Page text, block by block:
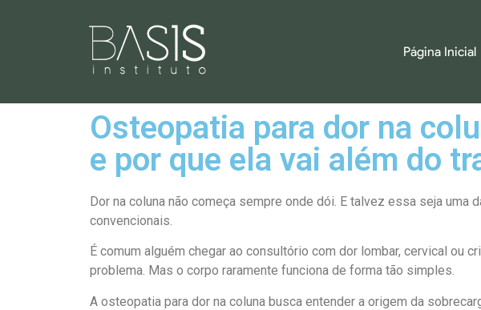
Página Inicial
Osteopatia para dor na
e por que ela vai além do
Dor na coluna não começa sempre onde dói. E talvez essa seja uma
convencionais.
É comum alguém chegar ao consultório com dor lombar, cervical ou
problema. Mas o corpo raramente funciona de forma tão simples.
A osteopatia para dor na coluna busca entender a origem da